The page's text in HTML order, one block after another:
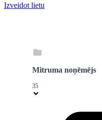
Izveidot lietu
Mitruma noņēmējs
35